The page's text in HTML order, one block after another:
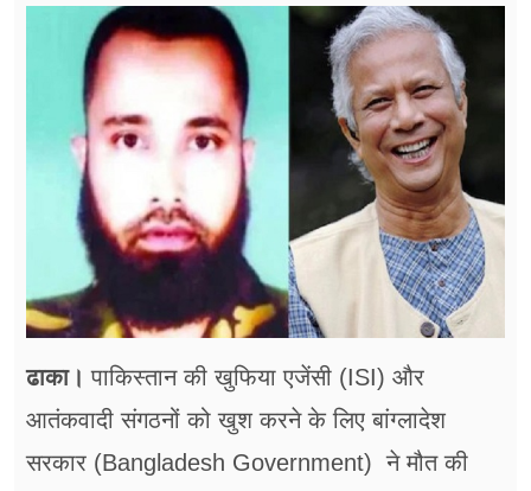
फूड
अन्य खबरें
ढाका। पाकिस्तान की खुफिया एजेंसी (ISI) और
आतंकवादी संगठनों को खुश करने के लिए बांग्लादेश
सरकार (Bangladesh Government) ने मौत की